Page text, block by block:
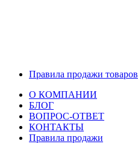
Правила продажи товаров
О КОМПАНИИ
БЛОГ
ВОПРОС-ОТВЕТ
КОНТАКТЫ
Правила продажи